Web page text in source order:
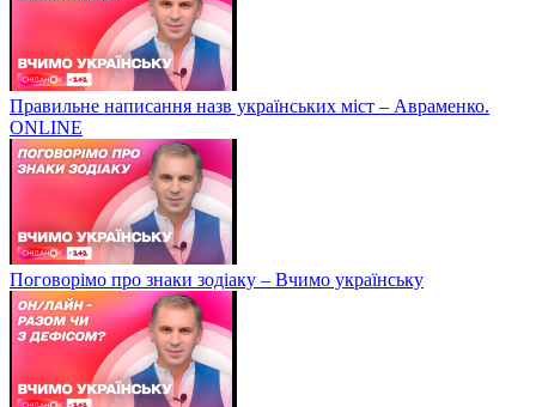
Правильне написання назв українських міст – Авраменко.
ONLINE
Поговорімо про знаки зодіаку – Вчимо українську